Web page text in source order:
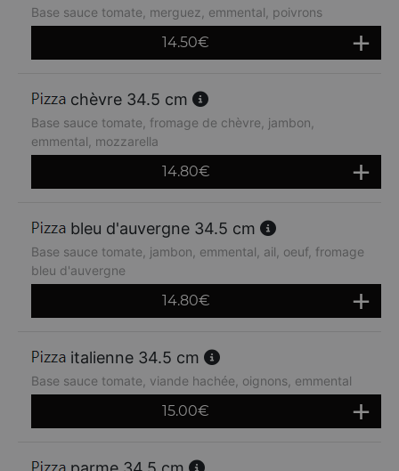
Base sauce tomate, merguez, emmental, poivrons
14.50€
chèvre 34.5 cm
Base sauce tomate, fromage de chèvre, jambon,
emmental, mozzarella
14.80€
bleu d'auvergne 34.5 cm
Base sauce tomate, jambon, emmental, ail, oeuf, fromage
bleu d'auvergne
14.80€
italienne 34.5 cm
Base sauce tomate, viande hachée, oignons, emmental
15.00€